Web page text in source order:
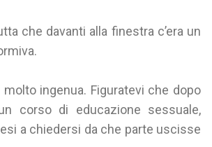
che davanti alla finestra c’era un
molto ingenua. Figuratevi che dopo
corso di educazione sessuale,
a chiedersi da che parte uscisse